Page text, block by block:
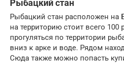
Рыбацкий стан
Рыбацкий стан расположен на
на территорию стоит всего
прогуляться по территории
вниз к арке и воде. Рядом
Сюда также можно попасть